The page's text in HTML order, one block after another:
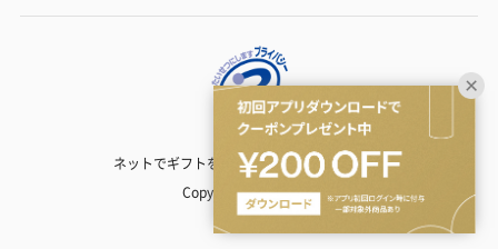
ネットでギフトを贈るなら | TANP（タンプ）
Copyright© TANP Inc.